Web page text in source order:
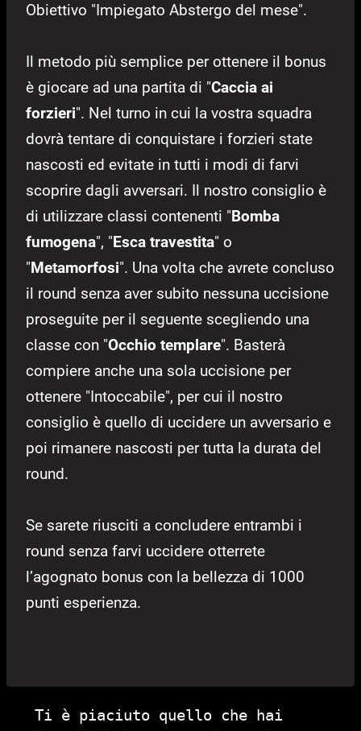
Obiettivo "Impiegato Abstergo del mese".
Il metodo più semplice per ottenere il bonus
è giocare ad una partita di "Caccia ai
forzieri". Nel turno in cui la vostra squadra
dovrà tentare di conquistare i forzieri state
nascosti ed evitate in tutti i modi di farvi
scoprire dagli avversari. Il nostro consiglio è
di utilizzare classi contenenti "Bomba
fumogena", "Esca travestita" o
"Metamorfosi". Una volta che avrete concluso
il round senza aver subito nessuna uccisione
proseguite per il seguente scegliendo una
classe con "Occhio templare". Basterà
compiere anche una sola uccisione per
ottenere "Intoccabile", per cui il nostro
consiglio è quello di uccidere un avversario e
poi rimanere nascosti per tutta la durata del
round.
Se sarete riusciti a concludere entrambi i
round senza farvi uccidere otterrete
l’agognato bonus con la bellezza di 1000
punti esperienza.
Ti è piaciuto quello che hai